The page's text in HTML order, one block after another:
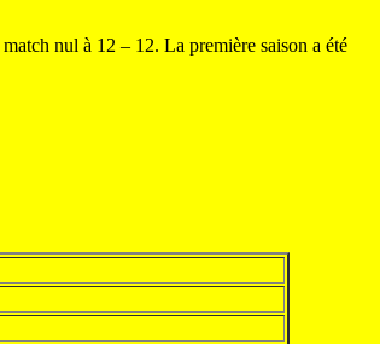
nul à 12 – 12. La première saison a été